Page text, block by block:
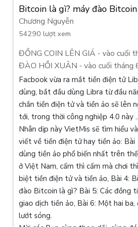
Bitcoin là gì? máy đào
Chương Nguyễn
54290 lượt xem
ĐỒNG COIN LÊN GIÁ - vào cuối
ĐÀO HỒI XUÂN - vào cuối tháng
Facbook vừa ra mắt tiền điện tử
dùng, bắt đầu dùng Libra từ đầu
chắn tiền điện tử và tiền ảo sẽ lên
tới, trong thời công nghiệp 4.0 này
Nhân dịp này VietMis sẽ tìm hiểu
viết về tiền điện tử hay tiền ảo: Bài
dùng tiền ảo phổ biến nhất trên
ở Việt Nam, cấm thì cấm mà chơi
biệt tiền điện tử và tiền ảo, Bài 4:
đào Bitcoin là gì? Bài 5: Các đồng
giao dịch tiền ảo, Bài 6: Một hai ba,
lướt sóng.